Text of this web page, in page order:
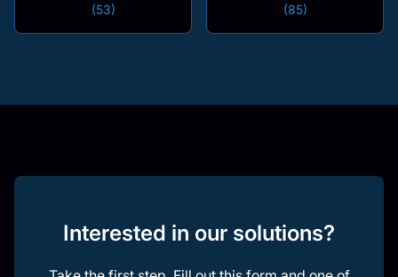
(53) (85)
Interested in our solutions?